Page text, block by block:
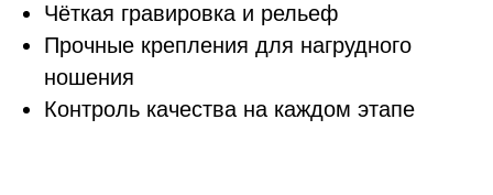
Чёткая гравировка и рельеф
Прочные крепления для нагрудного
ношения
Контроль качества на каждом этапе